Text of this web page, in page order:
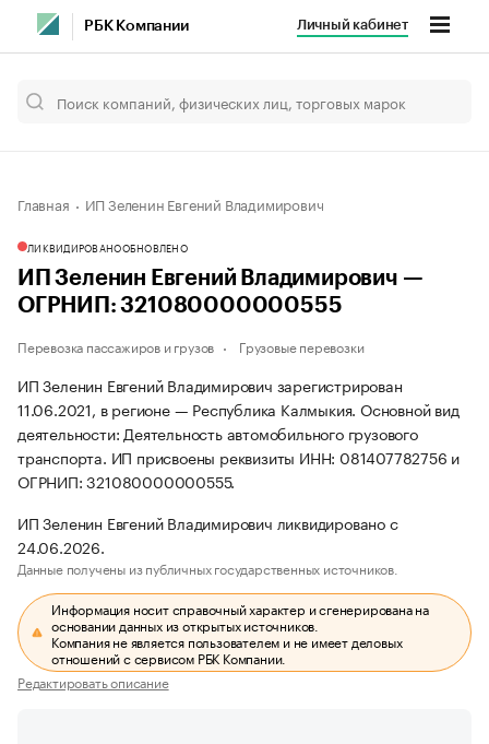
РБК Компании Личный кабинет
Главная ИП Зеленин Евгений Владимирович
ЛИКВИДИРОВАНООБНОВЛЕНО
ИП Зеленин Евгений Владимирович —
ОГРНИП: 321080000000555
Перевозка пассажиров и грузов Грузовые перевозки
ИП Зеленин Евгений Владимирович зарегистрирован
11.06.2021, в регионе — Республика Калмыкия. Основной вид
деятельности: Деятельность автомобильного грузового
транспорта. ИП присвоены реквизиты ИНН: 081407782756 и
ОГРНИП: 321080000000555.
ИП Зеленин Евгений Владимирович ликвидировано с
24.06.2026.
Данные получены из публичных государственных источников.
Информация носит справочный характер и сгенерирована на
основании данных из открытых источников.
Компания не является пользователем и не имеет деловых
отношений с сервисом РБК Компании.
Редактировать описание